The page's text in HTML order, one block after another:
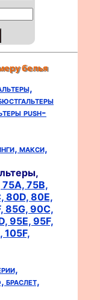
белья
push-
макси,
75A, 75B,
80D, 80E,
85G, 90C,
95E, 95F,
105F,
браслет,